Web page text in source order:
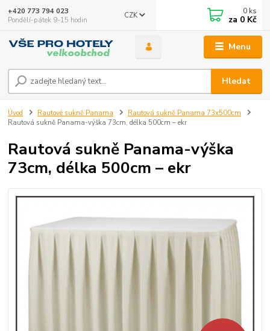
Menu
CZK
Hledat
+420 773 794 023
Pondělí-pátek 9-15 hodin
0 ks
za 0 Kč
Úvod Rautové sukně Panama
Rautová sukně Panama 73x500cm
Rautová sukně Panama-výška 73cm, délka 500cm – ekr
Rautová sukně Panama-výška
73cm, délka 500cm – ekr